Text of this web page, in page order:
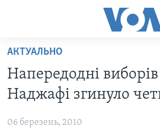
Перейти
матеріалу
Перейти
меню
АКТУАЛЬНО
США
АНАЛІТИКА
ПОЛІТИКА В США
АКТУАЛЬНО
Напередодні виборів
Наджафі згинуло
06 березень, 2010